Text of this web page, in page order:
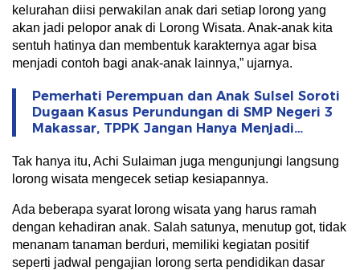
kelurahan diisi perwakilan anak dari setiap lorong yang
akan jadi pelopor anak di Lorong Wisata. Anak-anak kita
sentuh hatinya dan membentuk karakternya agar bisa
menjadi contoh bagi anak-anak lainnya,” ujarnya.
Pemerhati Perempuan dan Anak Sulsel Soroti
Dugaan Kasus Perundungan di SMP Negeri 3
Makassar, TPPK Jangan Hanya Menjadi
Tak hanya itu, Achi Sulaiman juga mengunjungi langsung
lorong wisata mengecek setiap kesiapannya.
Ada beberapa syarat lorong wisata yang harus ramah
dengan kehadiran anak. Salah satunya, menutup got, tidak
menanam tanaman berduri, memiliki kegiatan positif
seperti jadwal pengajian lorong serta pendidikan dasar